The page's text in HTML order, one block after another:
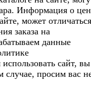
Информация о
может
заказа на
данные
сайт, вы
случае, просим вас